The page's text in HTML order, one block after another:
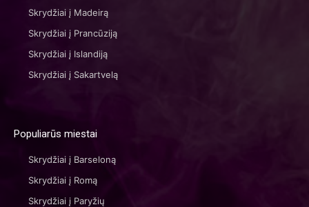
Skrydžiai į Madeirą
Skrydžiai į Prancūziją
Skrydžiai į Islandiją
Skrydžiai į Sakartvelą
Populiarūs miestai
Skrydžiai į Barseloną
Skrydžiai į Romą
Skrydžiai į Paryžių